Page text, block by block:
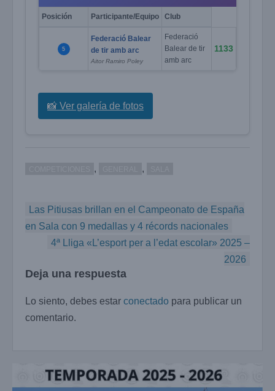
Posición Participante/Equipo Club
5
Federació Balear
de tir amb arc
Aitor Ramiro Poley
Federació
Balear de tir
amb arc
1133
📸 Ver galería de fotos
, ,
Navegación
de
entradas
Las Pitiusas brillan en el Campeonato de España
en Sala con 9 medallas y 4 récords nacionales
4ª Lliga «L’esport per a l’edat escolar» 2025 –
2026
Deja una respuesta
Lo siento, debes estar conectado para publicar un
comentario.